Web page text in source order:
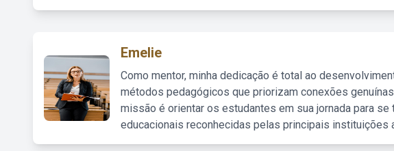
Emelie
Como mentor, minha dedicação é total ao
métodos pedagógicos que priorizam conexões
missão é orientar os estudantes em sua jornada para
educacionais reconhecidas pelas principais instituições